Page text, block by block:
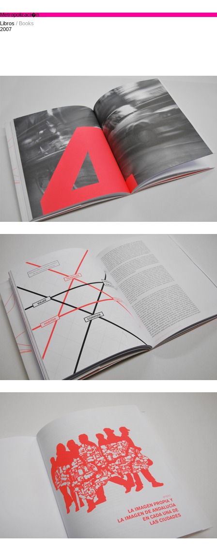
Metropolizaci�n
Libros / Books
2007